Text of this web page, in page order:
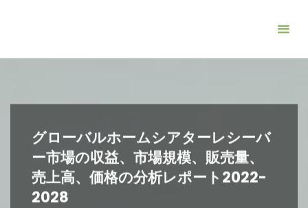
グローバルホームシアターレシーバ
ー市場の収益、市場規模、販売量、
売上高、価格の分析レポート2022-
2028